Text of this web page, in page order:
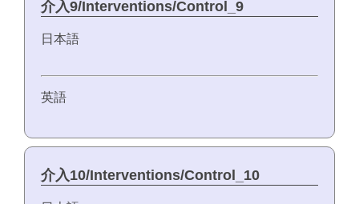
介入9/Interventions/Control_9
日本語
英語
介入10/Interventions/Control_10